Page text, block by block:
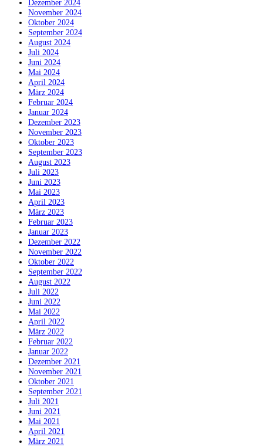
Dezember 2024
November 2024
Oktober 2024
September 2024
August 2024
Juli 2024
Juni 2024
Mai 2024
April 2024
März 2024
Februar 2024
Januar 2024
Dezember 2023
November 2023
Oktober 2023
September 2023
August 2023
Juli 2023
Juni 2023
Mai 2023
April 2023
März 2023
Februar 2023
Januar 2023
Dezember 2022
November 2022
Oktober 2022
September 2022
August 2022
Juli 2022
Juni 2022
Mai 2022
April 2022
März 2022
Februar 2022
Januar 2022
Dezember 2021
November 2021
Oktober 2021
September 2021
Juli 2021
Juni 2021
Mai 2021
April 2021
März 2021